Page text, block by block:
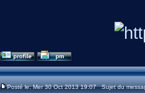
Posté le: Mer 30 Oct 2013 19:07 Sujet du